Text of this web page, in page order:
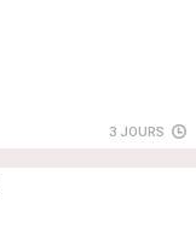
3 JOURS